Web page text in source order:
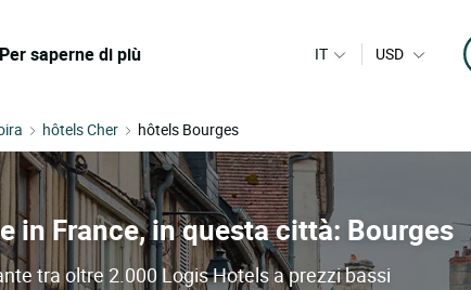
Per saperne di più IT USD
hôtels Cher hôtels Bourges
in France, in questa città: Bourges
tra oltre 2.000 Logis Hotels a prezzi bassi